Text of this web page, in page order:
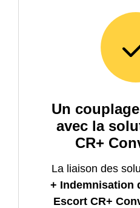
Un
avec la
CR+
La liaison des
+ Indemnisation
Escort CR+